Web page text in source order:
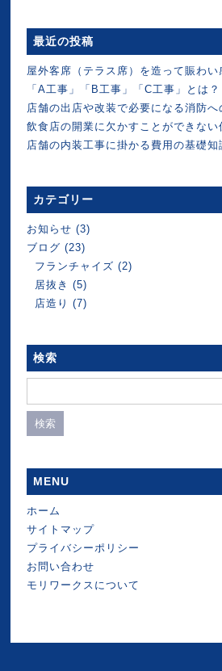
最近の投稿
屋外客席（テラス席）を造って賑わい
「A工事」「B工事」「C工事」とは？
店舗の出店や改装で必要になる消防へ
飲食店の開業に欠かすことができない
店舗の内装工事に掛かる費用の基礎知
カテゴリー
お知らせ (3)
ブログ (23)
フランチャイズ (2)
居抜き (5)
店造り (7)
検索
索:
MENU
ホーム
サイトマップ
プライバシーポリシー
お問い合わせ
モリワークスについて